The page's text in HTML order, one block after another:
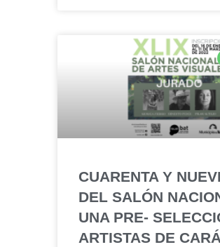
CUARENTA Y
DEL SALÓN
UNA PRE-
ARTISTAS DE